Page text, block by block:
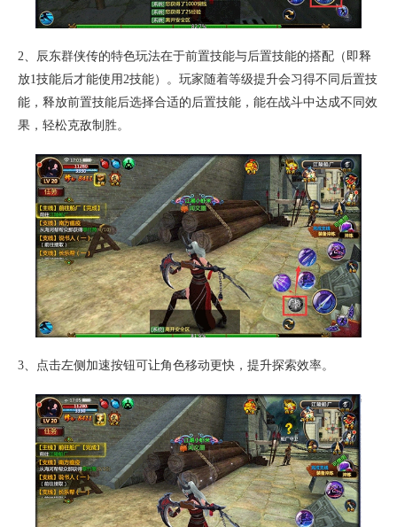
2、辰东群侠传的特色玩法在于前置技能与后置技能的搭配（即释
放1技能后才能使用2技能）。玩家随着等级提升会习得不同后置技
能，释放前置技能后选择合适的后置技能，能在战斗中达成不同效
果，轻松克敌制胜。
3、点击左侧加速按钮可让角色移动更快，提升探索效率。